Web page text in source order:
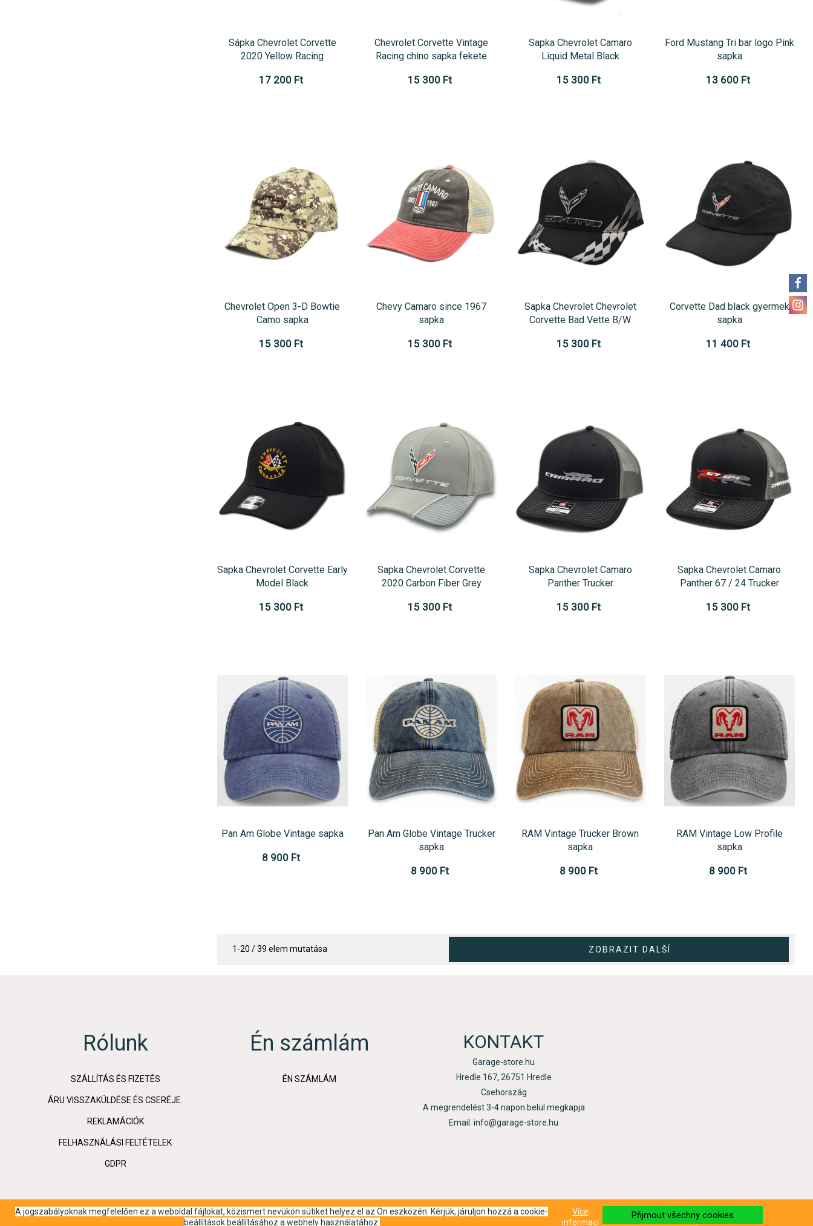
A jogszabályoknak megfelelően ez a weboldal fájlokat, közismert nevükön sütiket helyez el az Ön eszközén. Kérjük, járuljon hozzá a cookie-
beállítások beállításához a webhely használatához.
Více
informací
Přijmout všechny cookies
Sápka Chevrolet Corvette
2020 Yellow Racing
17 200 Ft
Chevrolet Corvette Vintage
Racing chino sapka fekete
15 300 Ft
Sapka Chevrolet Camaro
Liquid Metal Black
15 300 Ft
Ford Mustang Tri bar logo Pink
sapka
13 600 Ft
Chevrolet Open 3-D Bowtie
Camo sapka
15 300 Ft
Chevy Camaro since 1967
sapka
15 300 Ft
Sapka Chevrolet Chevrolet
Corvette Bad Vette B/W
15 300 Ft
Corvette Dad black gyermek
sapka
11 400 Ft
Sapka Chevrolet Corvette Early
Model Black
15 300 Ft
Sapka Chevrolet Corvette
2020 Carbon Fiber Grey
15 300 Ft
Sapka Chevrolet Camaro
Panther Trucker
15 300 Ft
Sapka Chevrolet Camaro
Panther 67 / 24 Trucker
15 300 Ft
Pan Am Globe Vintage sapka
8 900 Ft
Pan Am Globe Vintage Trucker
sapka
8 900 Ft
RAM Vintage Trucker Brown
sapka
8 900 Ft
RAM Vintage Low Profile
sapka
8 900 Ft
1-20 / 39 elem mutatása
Rólunk
SZÁLLÍTÁS ÉS FIZETÉS
ÁRU VISSZAKÜLDÉSE ÉS CSERÉJE.
REKLAMÁCIÓK
FELHASZNÁLÁSI FELTÉTELEK
GDPR
Én számlám
ÉN SZÁMLÁM
KONTAKT
Garage-store.hu
Hredle 167, 26751 Hredle
Csehország
A megrendelést 3-4 napon belül megkapja
Email: info@garage-store.hu